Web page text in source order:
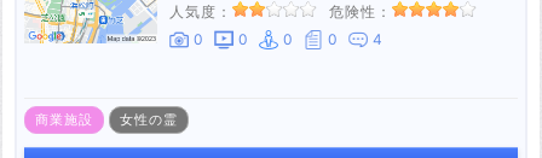
人気度：
危険性：
0
0 0 0 4
商業施設 女性の霊